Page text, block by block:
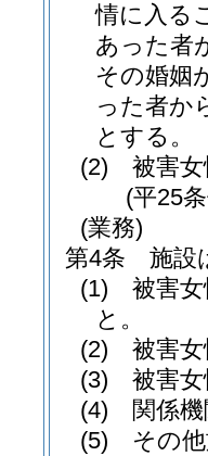
情に入る
あった者
その婚姻
った者か
とする。
(2)
被害
(平25
(業務)
第4条
施設
(1)
被害
と。
(2)
被害
(3)
被害
(4)
関係
(5)
その